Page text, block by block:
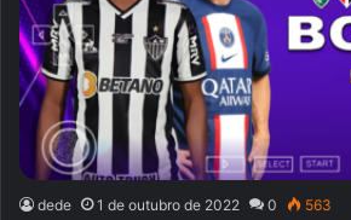
dede 1 de outubro de 2022 0 563